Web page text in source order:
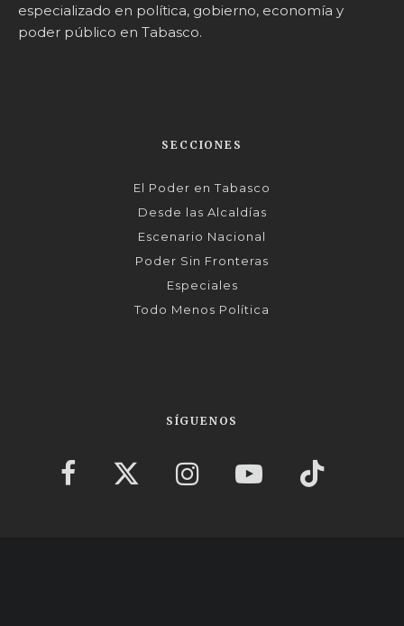
especializado en política, gobierno, economía y
poder público en Tabasco.
SECCIONES
El Poder en Tabasco
Desde las Alcaldías
Escenario Nacional
Poder Sin Fronteras
Especiales
Todo Menos Política
SÍGUENOS